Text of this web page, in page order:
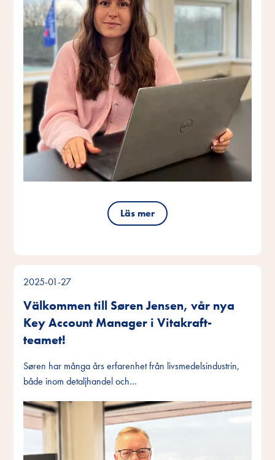
Läs mer
2025-01-27
Välkommen till Søren Jensen, vår nya
Key Account Manager i Vitakraft-
teamet!
Søren har många års erfarenhet från livsmedelsindustrin,
både inom detaljhandel och…